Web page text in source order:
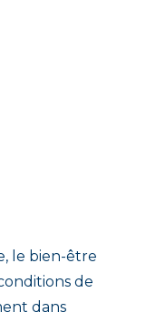
le bien-être
de
dans